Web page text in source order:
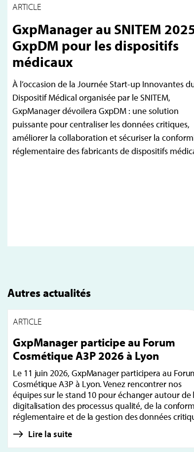
ARTICLE
GxpManager au SNITEM
GxpDM pour les dispositifs
médicaux
À l’occasion de la Journée Start-up Innovantes
Dispositif Médical organisée par le SNITEM,
GxpManager dévoilera GxpDM : une solution
puissante pour centraliser les données critiques,
améliorer la collaboration et sécuriser la
réglementaire des fabricants de dispositifs
Autres actualités
ARTICLE
GxpManager participe au Forum
Cosmétique A3P 2026 à Lyon
Le 11 juin 2026, GxpManager participera au
Cosmétique A3P à Lyon. Venez rencontrer nos
équipes sur le stand 10 pour échanger autour de
digitalisation des processus qualité, de la
réglementaire et de la gestion des données
Lire la suite